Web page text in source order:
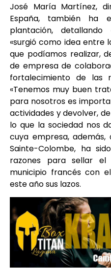
José María Martínez,
España, también ha
plantación,
«surgió como idea entre
que podíamos realizar,
de empresa de
fortalecimiento de las
«Tenemos muy buen
para nosotros es
actividades y devolver,
lo que la sociedad nos
cuya empresa,
Sainte-Colombe, ha
razones para sellar
municipio francés con
este año sus lazos.